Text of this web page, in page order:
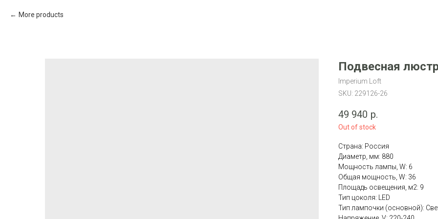
More products
Подвесная
Imperium Loft
SKU: 229126-26
49 940 р.
Out of stock
Страна: Россия
Диаметр, мм: 880
Мощность лампы, W: 6
Общая мощность, W: 36
Площадь освещения, м2: 9
Тип цоколя: LED
Тип лампочки (основной):